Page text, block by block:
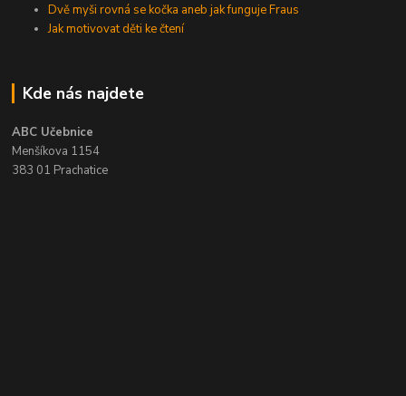
Dvě myši rovná se kočka aneb jak funguje Fraus
Jak motivovat děti ke čtení
Kde nás najdete
ABC Učebnice
Menšíkova 1154
383 01 Prachatice